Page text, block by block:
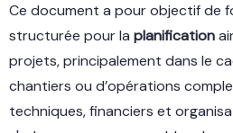
Ce document a pour objectif de
structurée pour la planification
projets, principalement dans le
chantiers ou d’opérations
techniques, financiers et